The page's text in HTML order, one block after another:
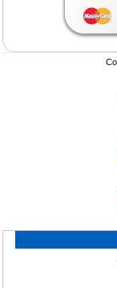
Planteringsrobot och
Urbinati /